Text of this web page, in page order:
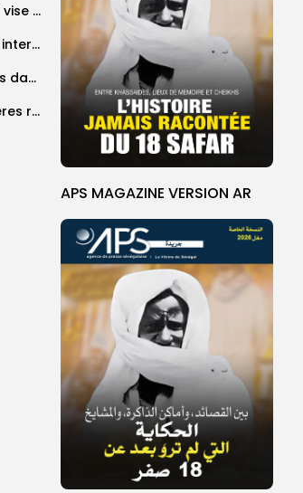
APS MAGAZINE VERSION AR
Afrobasket féminin U18 2026 : le Sénégal vise un succès d’entrée contre...
Grand Magal : 25 décès notés dans 538 interventions menées par la...
La coexistence temporaire des monnaies dans la zone eco n’empêchera pas le...
A Tambacounda, des femmes boulangères réinventent la fabrication du pain ”tapalapa”